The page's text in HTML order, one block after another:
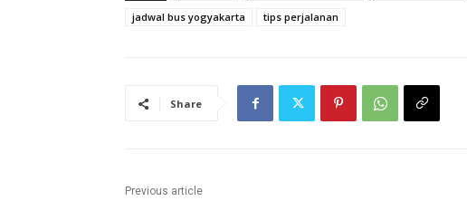
jadwal bus yogyakarta
tips perjalanan
Share
Previous article